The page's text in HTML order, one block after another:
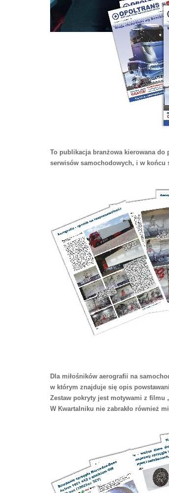
To publikacja branżowa kierowana
serwisów samochodowych, i w końcu
Dla miłośników aerografii na
w którym znajduje się opis
Zestaw pokryty jest motywami z filmu
W Kwartalniku nie zabrakło również